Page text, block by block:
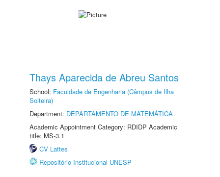
Thays Aparecida de Abreu Santos
School: Faculdade de Engenharia (Câmpus de Ilha
Solteira)
Department: DEPARTAMENTO DE MATEMÁTICA
Academic Appointment Category: RDIDP Academic
title: MS-3.1
CV Lattes
Repositório Institucional UNESP